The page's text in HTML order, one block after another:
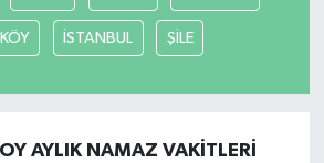
İSTANBUL ŞİLE
AYLIK NAMAZ VAKITLERI